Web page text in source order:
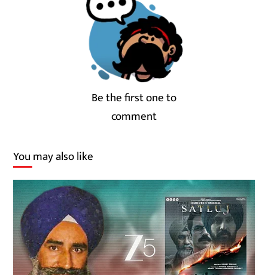
Be the first one to
comment
You may also like